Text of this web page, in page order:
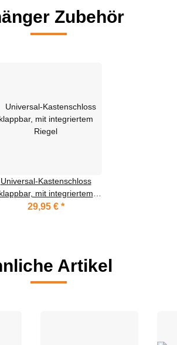
Zubehör
Universal-Kastenschloss
klappbar, mit integriertem
Riegel
29,95 € *
Artikel